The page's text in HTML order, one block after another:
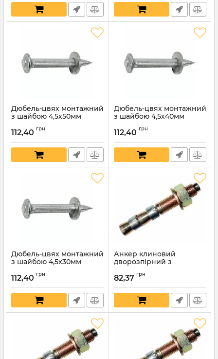
Дюбель-цвях монтажний
з шайбою 4,5х50мм
112,40 грн
Дюбель-цвях монтажний
з шайбою 4,5х40мм
112,40 грн
Дюбель-цвях монтажний
з шайбою 4,5х30мм
112,40 грн
Анкер клиновий
дворозпірний з
шайбою 16х330мм
Артикул: 6211
82,37 грн